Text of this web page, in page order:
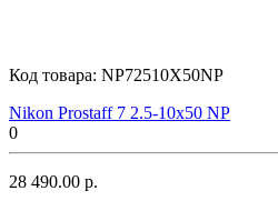
Код товара: NP72510X50NP
Nikon Prostaff 7 2.5-10x50 NP
0
28 490.00 р.